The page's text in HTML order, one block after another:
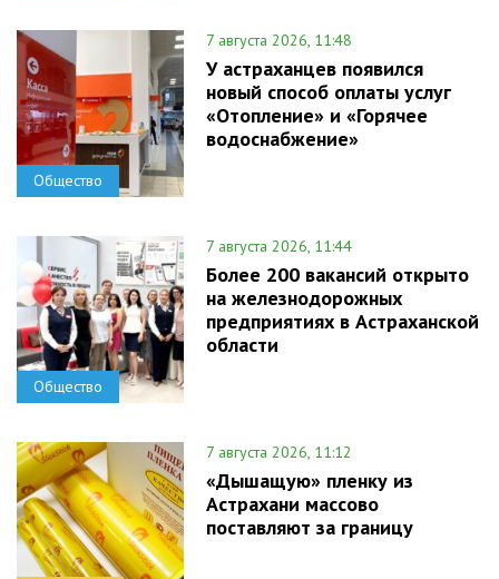
Общество
7 августа 2026, 11:48
У астраханцев появился
новый способ оплаты услуг
«Отопление» и «Горячее
водоснабжение»
Общество
7 августа 2026, 11:44
Более 200 вакансий открыто
на железнодорожных
предприятиях в Астраханской
области
7 августа 2026, 11:12
«Дышащую» пленку из
Астрахани массово
поставляют за границу